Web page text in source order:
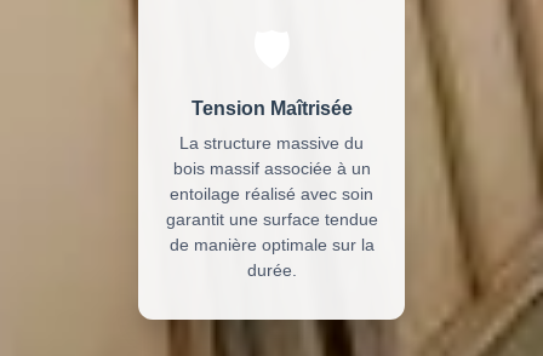
Tension Maîtrisée
La structure massive du
bois massif associée à un
entoilage réalisé avec soin
garantit une surface tendue
de manière optimale sur la
durée.